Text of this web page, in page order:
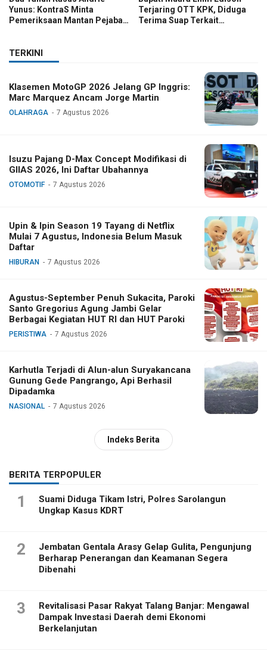
Yunus: KontraS Minta
Pemeriksaan Mantan Pejabat
Terjaring OTT KPK, Diduga
Terima Suap Terkait
TERKINI
Klasemen MotoGP 2026 Jelang GP Inggris:
Marc Marquez Ancam Jorge Martin
OLAHRAGA 7 Agustus 2026
Isuzu Pajang D-Max Concept Modifikasi di
GIIAS 2026, Ini Daftar Ubahannya
OTOMOTIF 7 Agustus 2026
Upin & Ipin Season 19 Tayang di Netflix
Mulai 7 Agustus, Indonesia Belum Masuk
Daftar
HIBURAN 7 Agustus 2026
Agustus-September Penuh Sukacita, Paroki
Santo Gregorius Agung Jambi Gelar
Berbagai Kegiatan HUT RI dan HUT Paroki
PERISTIWA 7 Agustus 2026
Karhutla Terjadi di Alun-alun Suryakancana
Gunung Gede Pangrango, Api Berhasil
Dipadamka
NASIONAL 7 Agustus 2026
Indeks Berita
BERITA TERPOPULER
1
Suami Diduga Tikam Istri, Polres Sarolangun
Ungkap Kasus KDRT
2
Jembatan Gentala Arasy Gelap Gulita, Pengunjung
Berharap Penerangan dan Keamanan Segera
Dibenahi
3
Revitalisasi Pasar Rakyat Talang Banjar: Mengawal
Dampak Investasi Daerah demi Ekonomi
Berkelanjutan